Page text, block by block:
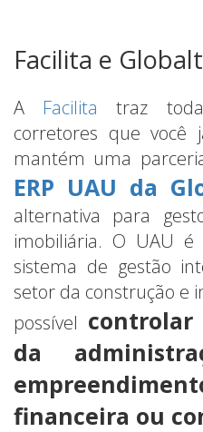
Facilita e
A Facilita traz
corretores que você
mantém uma
ERP UAU da
alternativa para
imobiliária. O UAU
sistema de gestão
setor da construção e
possível controlar
da
financeira ou